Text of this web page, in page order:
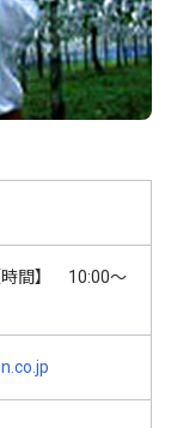
時間】 10:00～